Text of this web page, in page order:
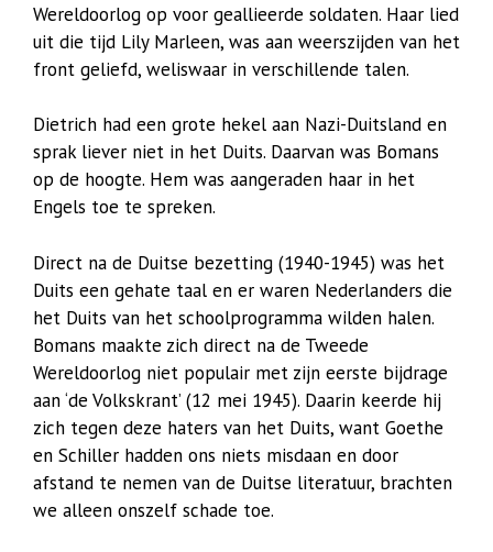
Wereldoorlog op voor geallieerde soldaten. Haar lied
uit die tijd Lily Marleen, was aan weerszijden van het
front geliefd, weliswaar in verschillende talen.
Dietrich had een grote hekel aan Nazi-Duitsland en
sprak liever niet in het Duits. Daarvan was Bomans
op de hoogte. Hem was aangeraden haar in het
Engels toe te spreken.
Direct na de Duitse bezetting (1940-1945) was het
Duits een gehate taal en er waren Nederlanders die
het Duits van het schoolprogramma wilden halen.
Bomans maakte zich direct na de Tweede
Wereldoorlog niet populair met zijn eerste bijdrage
aan ‘de Volkskrant’ (12 mei 1945). Daarin keerde hij
zich tegen deze haters van het Duits, want Goethe
en Schiller hadden ons niets misdaan en door
afstand te nemen van de Duitse literatuur, brachten
we alleen onszelf schade toe.